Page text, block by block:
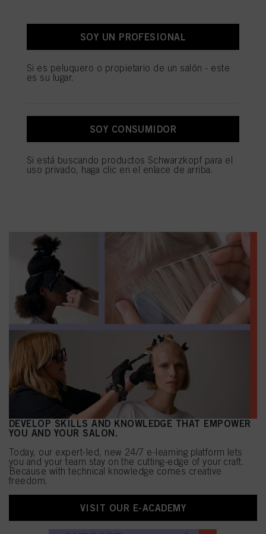
DEVELOP SKILLS AND KNOWLEDGE THAT EMPOWER
YOU AND YOUR SALON.
Today, our expert-led, new 24/7 e-learning platform lets
you and your team stay on the cutting-edge of your craft.
Because with technical knowledge comes creative
freedom.
VISIT OUR E-ACADEMY
SOY UN PROFESIONAL
Si es peluquero o propietario de un salón - este
es su lugar.
SOY CONSUMIDOR
Si está buscando productos Schwarzkopf para el
uso privado, haga clic en el enlace de arriba.
pie de página. Para obtener más información con respecto a las cookies
utilizadas en este sitio web, especialmente su período de almacenamiento,
consulte la información detallada sobre cada cookie disponible haciendo clic
Si hace clic en "Ajustar" puede encontrar más información sobre el
utilizarán las cookies que sean técnicamente necesarias para proporcionarle
este sitio web .